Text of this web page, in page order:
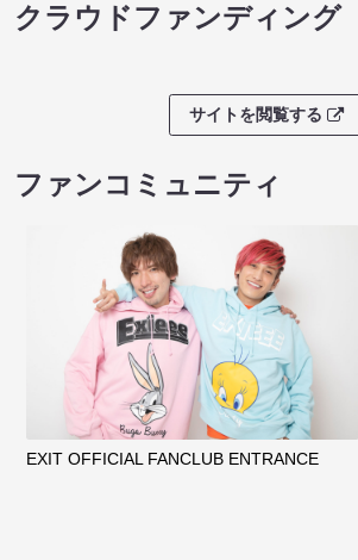
クラウドファンディング
サイトを閲覧する
ファンコミュニティ
EXIT OFFICIAL FANCLUB ENTRANCE